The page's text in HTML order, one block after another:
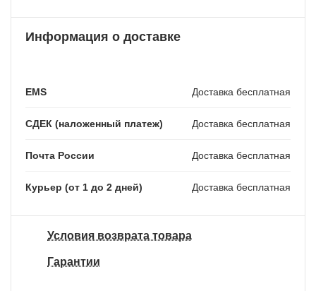
Информация о доставке
EMS Доставка бесплатная
СДЕК (наложенный платеж) Доставка бесплатная
Почта России Доставка бесплатная
Курьер (от 1 до 2 дней) Доставка бесплатная
Условия возврата товара
Гарантии